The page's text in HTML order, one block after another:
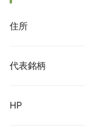
住所
代表銘柄
HP